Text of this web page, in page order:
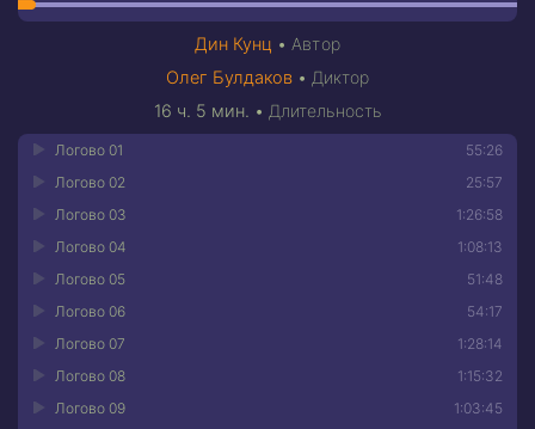
Дин Кунц • Автор
Олег Булдаков • Диктор
16 ч. 5 мин. • Длительность
55:26
Логово 01
25:57
Логово 02
1:26:58
Логово 03
1:08:13
Логово 04
51:48
Логово 05
54:17
Логово 06
1:28:14
Логово 07
1:15:32
Логово 08
1:03:45
Логово 09